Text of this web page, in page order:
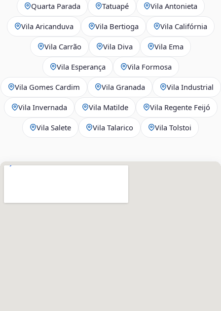
Quarta Parada Tatuapé Vila Antonieta
Vila Aricanduva Vila Bertioga Vila Califórnia
Vila Carrão Vila Diva Vila Ema
Vila Esperança Vila Formosa
Vila Gomes Cardim Vila Granada Vila Industrial
Vila Invernada Vila Matilde Vila Regente Feijó
Vila Salete Vila Talarico Vila Tolstoi